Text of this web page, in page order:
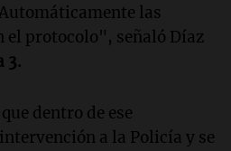
las
el protocolo", señaló Díaz
3.
dentro de ese
a la Policía y se